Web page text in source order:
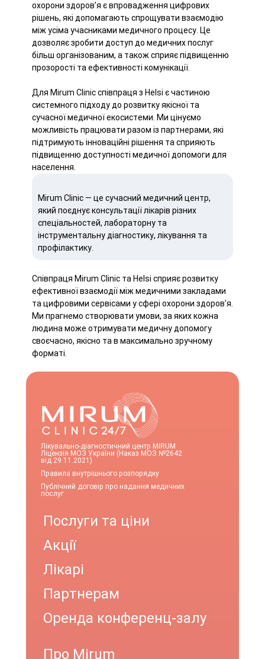
охорони здоров’я є впровадження цифрових
рішень, які допомагають спрощувати взаємодію
між усіма учасниками медичного процесу. Це
дозволяє зробити доступ до медичних послуг
більш організованим, а також сприяє підвищенню
прозорості та ефективності комунікації.
Для Mirum Clinic співпраця з Helsi є частиною
системного підходу до розвитку якісної та
сучасної медичної екосистеми. Ми цінуємо
можливість працювати разом із партнерами, які
підтримують інноваційні рішення та сприяють
підвищенню доступності медичної допомоги для
населення.
Mirum Clinic — це сучасний медичний центр,
який поєднує консультації лікарів різних
спеціальностей, лабораторну та
інструментальну діагностику, лікування та
профілактику.
Співпраця Mirum Clinic та Helsi сприяє розвитку
ефективної взаємодії між медичними закладами
та цифровими сервісами у сфері охорони здоров’я.
Ми прагнемо створювати умови, за яких кожна
людина може отримувати медичну допомогу
своєчасно, якісно та в максимально зручному
форматі.
Лікувально-діагностичний центр MIRUM
Ліцензія МОЗ України (Наказ МОЗ №2642
від 29.11.2021)
Правила внутрішнього розпорядку
Публічний договір про надання медичних
послуг
Послуги та ціни
Акції
Лікарі
Партнерам
Оренда конференц-залу
Про Mirum